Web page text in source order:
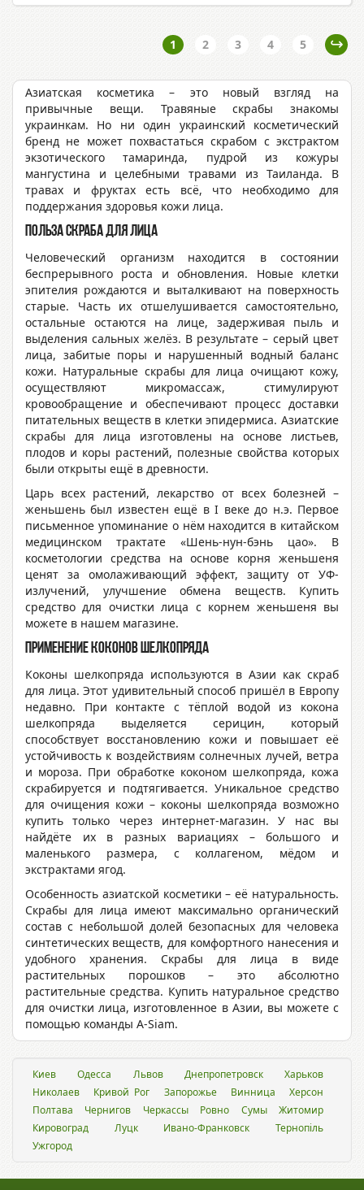
1 2 3 4 5
Азиатская косметика – это новый взгляд на
привычные вещи. Травяные скрабы знакомы
украинкам. Но ни один украинский косметический
бренд не может похвастаться скрабом с экстрактом
экзотического тамаринда, пудрой из кожуры
мангустина и целебными травами из Таиланда. В
травах и фруктах есть всё, что необходимо для
поддержания здоровья кожи лица.
Польза скраба для лица
Человеческий организм находится в состоянии
беспрерывного роста и обновления. Новые клетки
эпителия рождаются и выталкивают на поверхность
старые. Часть их отшелушивается самостоятельно,
остальные остаются на лице, задерживая пыль и
выделения сальных желёз. В результате – серый цвет
лица, забитые поры и нарушенный водный баланс
кожи. Натуральные скрабы для лица очищают кожу,
осуществляют микромассаж, стимулируют
кровообращение и обеспечивают процесс доставки
питательных веществ в клетки эпидермиса. Азиатские
скрабы для лица изготовлены на основе листьев,
плодов и коры растений, полезные свойства которых
были открыты ещё в древности.
Царь всех растений, лекарство от всех болезней –
женьшень был известен ещё в I веке до н.э. Первое
письменное упоминание о нём находится в китайском
медицинском трактате «Шень-нун-бэнь цао». В
косметологии средства на основе корня женьшеня
ценят за омолаживающий эффект, защиту от УФ-
излучений, улучшение обмена веществ. Купить
средство для очистки лица с корнем женьшеня вы
можете в нашем магазине.
Применение коконов шелкопряда
Коконы шелкопряда используются в Азии как скраб
для лица. Этот удивительный способ пришёл в Европу
недавно. При контакте с тёплой водой из кокона
шелкопряда выделяется серицин, который
способствует восстановлению кожи и повышает её
устойчивость к воздействиям солнечных лучей, ветра
и мороза. При обработке коконом шелкопряда, кожа
скрабируется и подтягивается. Уникальное средство
для очищения кожи – коконы шелкопряда возможно
купить только через интернет-магазин. У нас вы
найдёте их в разных вариациях – большого и
маленького размера, с коллагеном, мёдом и
экстрактами ягод.
Особенность азиатской косметики – её натуральность.
Скрабы для лица имеют максимально органический
состав с небольшой долей безопасных для человека
синтетических веществ, для комфортного нанесения и
удобного хранения. Скрабы для лица в виде
растительных порошков – это абсолютно
растительные средства. Купить натуральное средство
для очистки лица, изготовленное в Азии, вы можете с
помощью команды A-Siam.
Киев Одесса Львов Днепропетровск
Харьков
Николаев
Кривой Рог Запорожье Винница
Херсон
Полтава
Чернигов Черкассы Ровно Сумы
Житомир
Кировоград
Луцк Ивано-Франковск
Тернопіль
Ужгород